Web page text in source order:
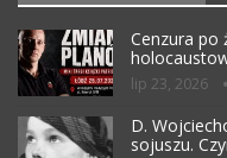
Cenzura po
lip 23, 2026
D.
sojuszu.